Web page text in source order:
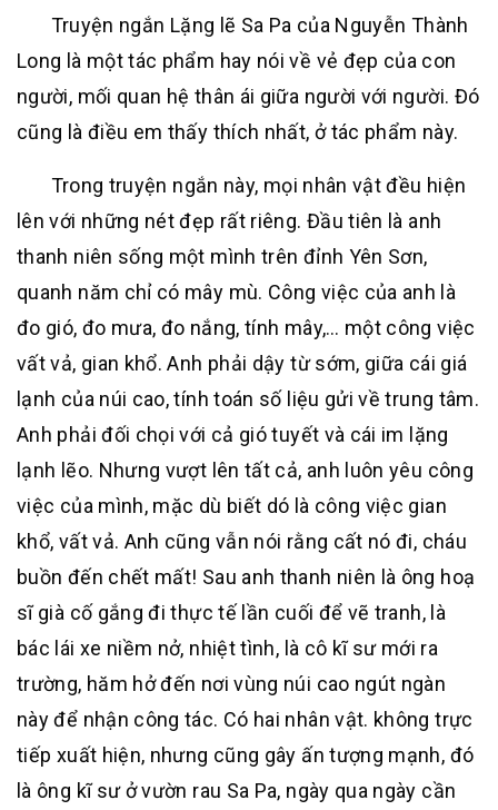
Truyện ngắn Lặng lẽ Sa Pa của Nguyễn Thành
Long là một tác phẩm hay nói về vẻ đẹp của con
người, mối quan hệ thân ái giữa người với người. Đó
cũng là điều em thấy thích nhất, ở tác phẩm này.
Trong truyện ngắn này, mọi nhân vật đều hiện
lên với những nét đẹp rất riêng. Đầu tiên là anh
thanh niên sống một mình trên đỉnh Yên Sơn,
quanh năm chỉ có mây mù. Công việc của anh là
đo gió, đo mưa, đo nắng, tính mây,… một công việc
vất vả, gian khổ. Anh phải dậy từ sớm, giữa cái giá
lạnh của núi cao, tính toán số liệu gửi về trung tâm.
Anh phải đối chọi với cả gió tuyết và cái im lặng
lạnh lẽo. Nhưng vượt lên tất cả, anh luôn yêu công
việc của mình, mặc dù biết dó là công việc gian
khổ, vất vả. Anh cũng vẫn nói rằng cất nó đi, cháu
buồn đến chết mất! Sau anh thanh niên là ông hoạ
sĩ già cố gắng đi thực tế lần cuối để vẽ tranh, là
bác lái xe niềm nở, nhiệt tình, là cô kĩ sư mới ra
trường, hăm hở đến nơi vùng núi cao ngút ngàn
này để nhận công tác. Có hai nhân vật. không trực
tiếp xuất hiện, nhưng cũng gây ấn tượng mạnh, đó
là ông kĩ sư ở vườn rau Sa Pa, ngày qua ngày cần